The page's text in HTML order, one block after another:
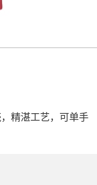
精湛工艺，可单手